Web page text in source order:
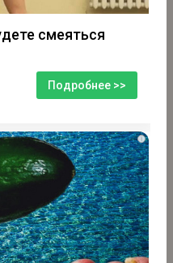
смеяться
Подробнее >>
i